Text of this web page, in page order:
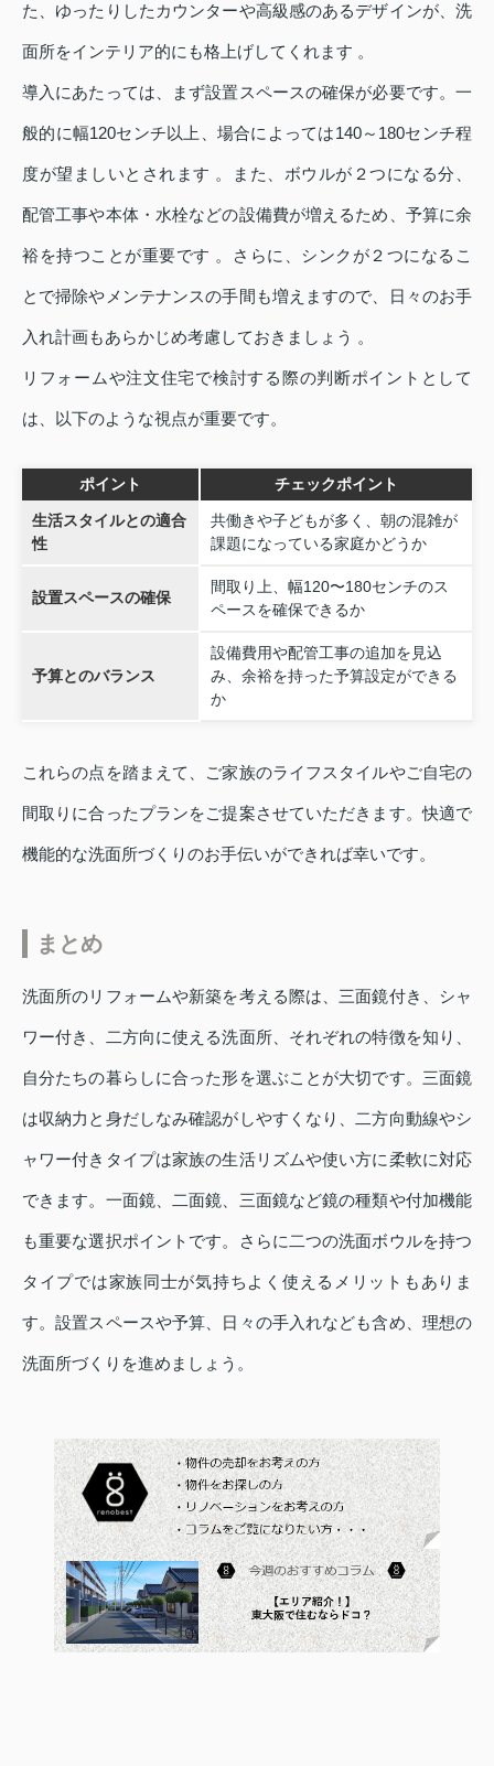
た、ゆったりしたカウンターや高級感のあるデザインが、洗
面所をインテリア的にも格上げしてくれます 。
導入にあたっては、まず設置スペースの確保が必要です。一
般的に幅120センチ以上、場合によっては140～180センチ程
度が望ましいとされます 。また、ボウルが２つになる分、
配管工事や本体・水栓などの設備費が増えるため、予算に余
裕を持つことが重要です 。さらに、シンクが２つになるこ
とで掃除やメンテナンスの手間も増えますので、日々のお手
入れ計画もあらかじめ考慮しておきましょう 。
リフォームや注文住宅で検討する際の判断ポイントとして
は、以下のような視点が重要です。
ポイント チェックポイント
生活スタイルとの適合
性
共働きや子どもが多く、朝の混雑が
課題になっている家庭かどうか
設置スペースの確保
間取り上、幅120〜180センチのス
ペースを確保できるか
予算とのバランス
設備費用や配管工事の追加を見込
み、余裕を持った予算設定ができる
か
これらの点を踏まえて、ご家族のライフスタイルやご自宅の
間取りに合ったプランをご提案させていただきます。快適で
機能的な洗面所づくりのお手伝いができれば幸いです。
まとめ
洗面所のリフォームや新築を考える際は、三面鏡付き、シャ
ワー付き、二方向に使える洗面所、それぞれの特徴を知り、
自分たちの暮らしに合った形を選ぶことが大切です。三面鏡
は収納力と身だしなみ確認がしやすくなり、二方向動線やシ
ャワー付きタイプは家族の生活リズムや使い方に柔軟に対応
できます。一面鏡、二面鏡、三面鏡など鏡の種類や付加機能
も重要な選択ポイントです。さらに二つの洗面ボウルを持つ
タイプでは家族同士が気持ちよく使えるメリットもありま
す。設置スペースや予算、日々の手入れなども含め、理想の
洗面所づくりを進めましょう。